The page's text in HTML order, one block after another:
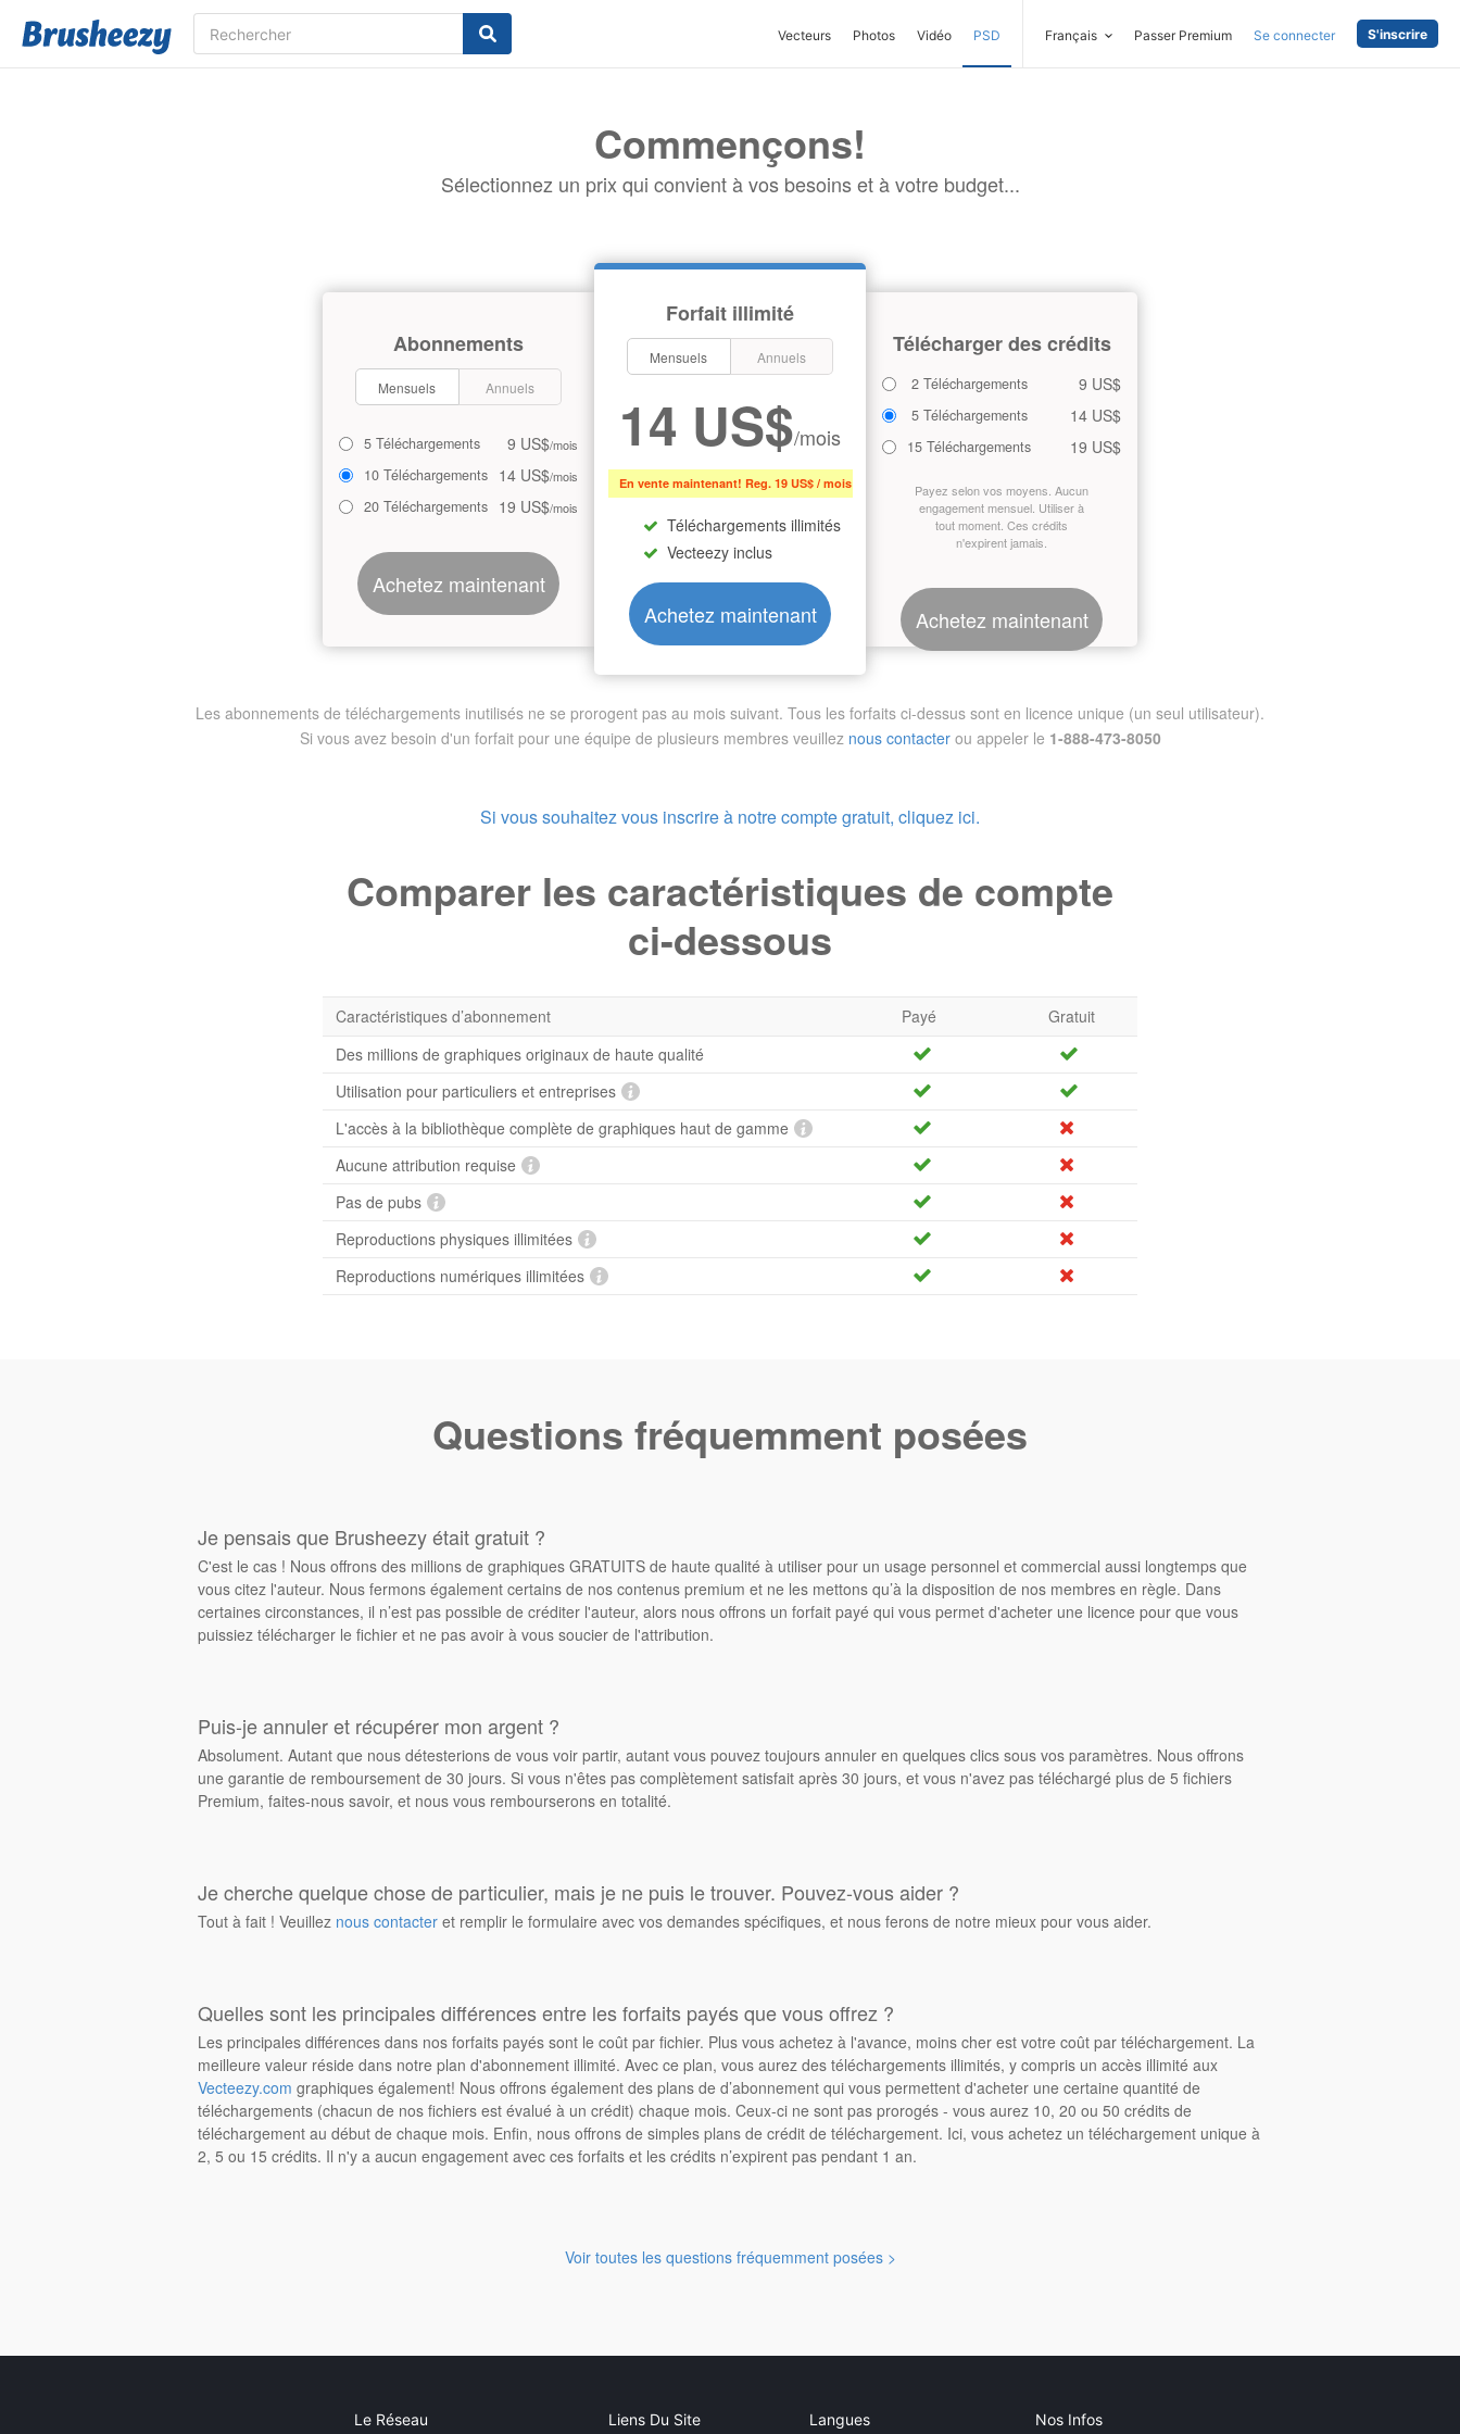
Vecteurs Photos Vidéo PSD Français Passer Premium Se connecter S'inscrire
Commençons!
Sélectionnez un prix qui convient à vos besoins et à votre budget...
Forfait illimité
Mensuels Annuels
14 US$/mois
En vente maintenant! Reg. 19 US$ / mois
Téléchargements illimités
Vecteezy inclus
Achetez maintenant
Abonnements
Mensuels Annuels
5 Téléchargements 9 US$/mois
10 Téléchargements 14 US$/mois
20 Téléchargements 19 US$/mois
Achetez maintenant
Télécharger des crédits
2 Téléchargements 9 US$
5 Téléchargements 14 US$
15 Téléchargements 19 US$
Payez selon vos moyens. Aucun
engagement mensuel. Utiliser à
tout moment. Ces crédits
n'expirent jamais.
Achetez maintenant
Les abonnements de téléchargements inutilisés ne se prorogent pas au mois suivant. Tous les forfaits ci-dessus sont en licence unique (un seul utilisateur).
Si vous avez besoin d'un forfait pour une équipe de plusieurs membres veuillez nous contacterou appeler le 1-888-473-8050
Si vous souhaitez vous inscrire à notre compte gratuit, cliquez ici.
Comparer les caractéristiques de compte
ci-dessous
Caractéristiques d’abonnement Payé
Gratuit
Des millions de graphiques originaux de haute qualité
Utilisation pour particuliers et entreprises
L'accès à la bibliothèque complète de graphiques haut de gamme
Aucune attribution requise
Pas de pubs
Reproductions physiques illimitées
Reproductions numériques illimitées
Questions fréquemment posées
Je pensais que Brusheezy était gratuit ?
C'est le cas ! Nous offrons des millions de graphiques GRATUITS de haute qualité à utiliser pour un usage personnel et commercial aussi longtemps que
vous citez l'auteur. Nous fermons également certains de nos contenus premium et ne les mettons qu’à la disposition de nos membres en règle. Dans
certaines circonstances, il n’est pas possible de créditer l'auteur, alors nous offrons un forfait payé qui vous permet d'acheter une licence pour que vous
puissiez télécharger le fichier et ne pas avoir à vous soucier de l'attribution.
Puis-je annuler et récupérer mon argent ?
Absolument. Autant que nous détesterions de vous voir partir, autant vous pouvez toujours annuler en quelques clics sous vos paramètres. Nous offrons
une garantie de remboursement de 30 jours. Si vous n'êtes pas complètement satisfait après 30 jours, et vous n'avez pas téléchargé plus de 5 fichiers
Premium, faites-nous savoir, et nous vous rembourserons en totalité.
Je cherche quelque chose de particulier, mais je ne puis le trouver. Pouvez-vous aider ?
Tout à fait ! Veuillez nous contacter et remplir le formulaire avec vos demandes spécifiques, et nous ferons de notre mieux pour vous aider.
Quelles sont les principales différences entre les forfaits payés que vous offrez ?
Les principales différences dans nos forfaits payés sont le coût par fichier. Plus vous achetez à l'avance, moins cher est votre coût par téléchargement. La
meilleure valeur réside dans notre plan d'abonnement illimité. Avec ce plan, vous aurez des téléchargements illimités, y compris un accès illimité aux
Vecteezy.com graphiques également! Nous offrons également des plans de d’abonnement qui vous permettent d'acheter une certaine quantité de
téléchargements (chacun de nos fichiers est évalué à un crédit) chaque mois. Ceux-ci ne sont pas prorogés - vous aurez 10, 20 ou 50 crédits de
téléchargement au début de chaque mois. Enfin, nous offrons de simples plans de crédit de téléchargement. Ici, vous achetez un téléchargement unique à
2, 5 ou 15 crédits. Il n'y a aucun engagement avec ces forfaits et les crédits n’expirent pas pendant 1 an.
Voir toutes les questions fréquemment posées >
Le Réseau Liens Du Site Langues Nos Infos